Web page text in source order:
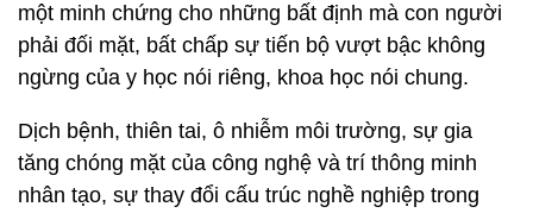
một minh chứng cho những bất định mà con người
phải đối mặt, bất chấp sự tiến bộ vượt bậc không
ngừng của y học nói riêng, khoa học nói chung.
Dịch bệnh, thiên tai, ô nhiễm môi trường, sự gia
tăng chóng mặt của công nghệ và trí thông minh
nhân tạo, sự thay đổi cấu trúc nghề nghiệp trong